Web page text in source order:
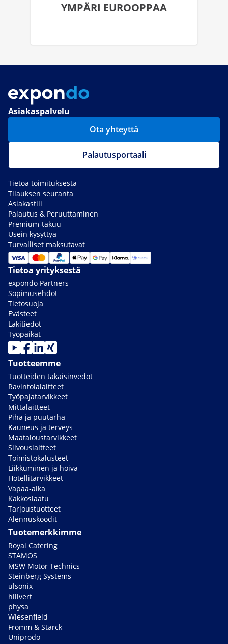
YMPÄRI EUROOPPAA
Asiakaspalvelu
Ota yhteyttä
Palautusportaali
Tietoa toimituksesta
Tilauksen seuranta
Asiakastili
Palautus & Peruuttaminen
Premium-takuu
Usein kysyttyä
Turvalliset maksutavat
Tietoa yrityksestä
expondo Partners
Sopimusehdot
Tietosuoja
Evästeet
Lakitiedot
Työpaikat
Tuotteemme
Tuotteiden takaisinvedot
Ravintolalaitteet
Työpajatarvikkeet
Mittalaitteet
Piha ja puutarha
Kauneus ja terveys
Maataloustarvikkeet
Siivouslaitteet
Toimistokalusteet
Liikkuminen ja hoiva
Hotellitarvikkeet
Vapaa-aika
Kakkoslaatu
Tarjoustuotteet
Alennuskoodit
Tuotemerkkimme
Royal Catering
STAMOS
MSW Motor Technics
Steinberg Systems
ulsonix
hillvert
physa
Wiesenfield
Fromm & Starck
Uniprodo